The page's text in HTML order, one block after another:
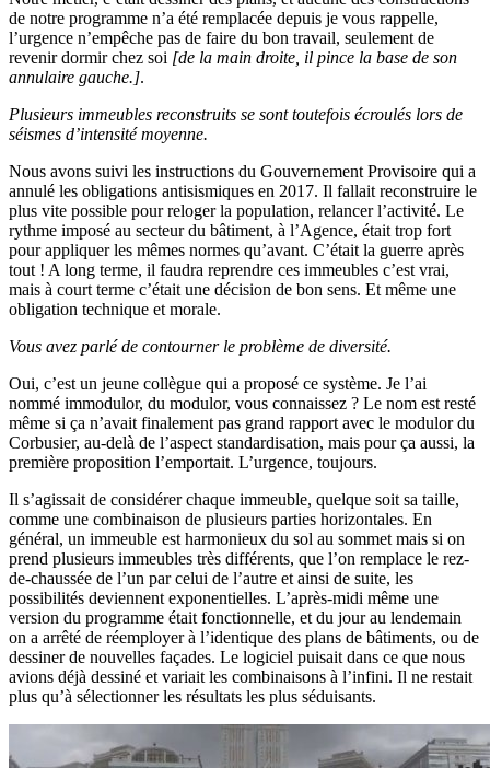
de notre programme n’a été remplacée depuis je vous rappelle,
l’urgence n’empêche pas de faire du bon travail, seulement de
revenir dormir chez soi [de la main droite, il pince la base de son
annulaire gauche.].
Plusieurs immeubles reconstruits se sont toutefois écroulés lors de
séismes d’intensité moyenne.
Nous avons suivi les instructions du Gouvernement Provisoire qui a
annulé les obligations antisismiques en 2017. Il fallait reconstruire le
plus vite possible pour reloger la population, relancer l’activité. Le
rythme imposé au secteur du bâtiment, à l’Agence, était trop fort
pour appliquer les mêmes normes qu’avant. C’était la guerre après
tout ! A long terme, il faudra reprendre ces immeubles c’est vrai,
mais à court terme c’était une décision de bon sens. Et même une
obligation technique et morale.
Vous avez parlé de contourner le problème de diversité.
Oui, c’est un jeune collègue qui a proposé ce système. Je l’ai
nommé immodulor, du modulor, vous connaissez ? Le nom est resté
même si ça n’avait finalement pas grand rapport avec le modulor du
Corbusier, au-delà de l’aspect standardisation, mais pour ça aussi, la
première proposition l’emportait. L’urgence, toujours.
Il s’agissait de considérer chaque immeuble, quelque soit sa taille,
comme une combinaison de plusieurs parties horizontales. En
général, un immeuble est harmonieux du sol au sommet mais si on
prend plusieurs immeubles très différents, que l’on remplace le rez-
de-chaussée de l’un par celui de l’autre et ainsi de suite, les
possibilités deviennent exponentielles. L’après-midi même une
version du programme était fonctionnelle, et du jour au lendemain
on a arrêté de réemployer à l’identique des plans de bâtiments, ou de
dessiner de nouvelles façades. Le logiciel puisait dans ce que nous
avions déjà dessiné et variait les combinaisons à l’infini. Il ne restait
plus qu’à sélectionner les résultats les plus séduisants.